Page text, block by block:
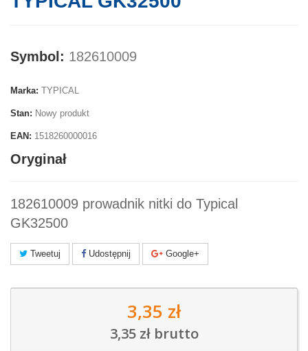
Symbol: 182610009
Marka: TYPICAL
Stan: Nowy produkt
EAN: 1518260000016
Oryginał
182610009 prowadnik nitki do Typical
GK32500
Tweetuj Udostępnij Google+
3,35 zł
3,35 złbrutto